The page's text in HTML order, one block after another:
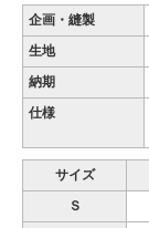
企画・縫製
生地
納期
仕様
サイズ
Ｓ